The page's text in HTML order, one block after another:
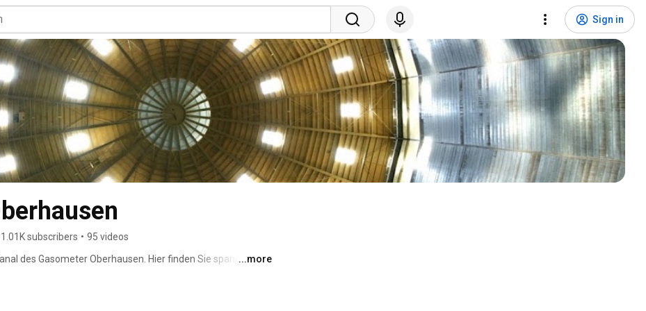
Sign in
1.01K subscribers • 95 videos
des Gasometer Oberhausen. Hier finden Sie spannende
von Veranstaltungen im größten
Sie die faszinierenden Themen unserer Ausstellungen
...more